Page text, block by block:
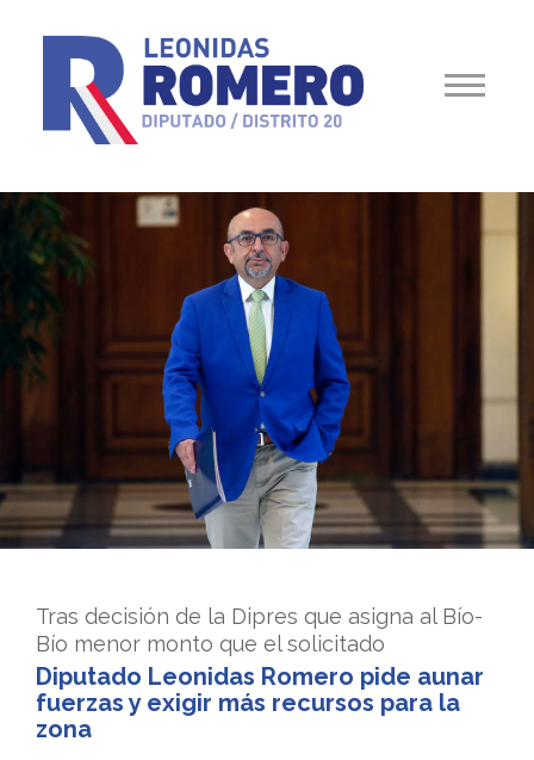
Tras decisión de la Dipres que asigna al Bío-
Bío menor monto que el solicitado
Diputado Leonidas Romero pide aunar
fuerzas y exigir más recursos para la
zona